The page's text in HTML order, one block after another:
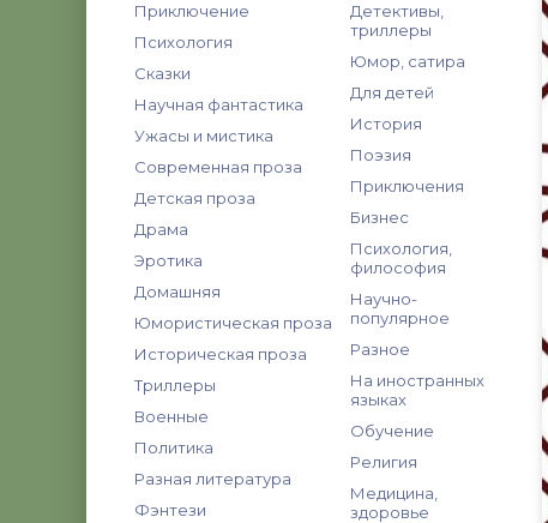
Приключение
Психология
Сказки
Научная фантастика
Ужасы и мистика
Современная проза
Детская проза
Драма
Эротика
Домашняя
Юмористическая проза
Историческая проза
Триллеры
Военные
Политика
Разная литература
Фэнтези
Детективы,
триллеры
Юмор, сатира
Для детей
История
Поэзия
Приключения
Бизнес
Психология,
философия
Научно-
популярное
Разное
На иностранных
языках
Обучение
Религия
Медицина,
здоровье